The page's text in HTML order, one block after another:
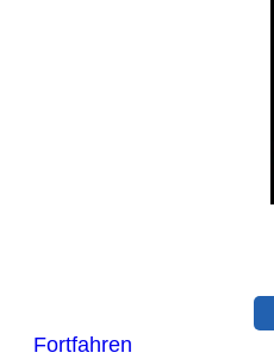
Fortfahren